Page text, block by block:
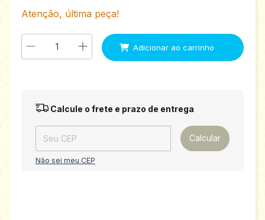
Atenção, última peça!
Entregas para o CEP: Alterar CEP
Calcule o frete e prazo de entrega
Calcular
Não sei meu CEP